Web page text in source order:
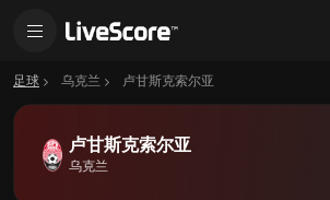
足球 乌克兰 卢甘斯克索尔亚
卢甘斯克索尔亚
乌克兰